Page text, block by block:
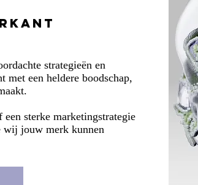
strategieën en
met een heldere boodschap,
sterke marketingstrategie
wij jouw merk kunnen